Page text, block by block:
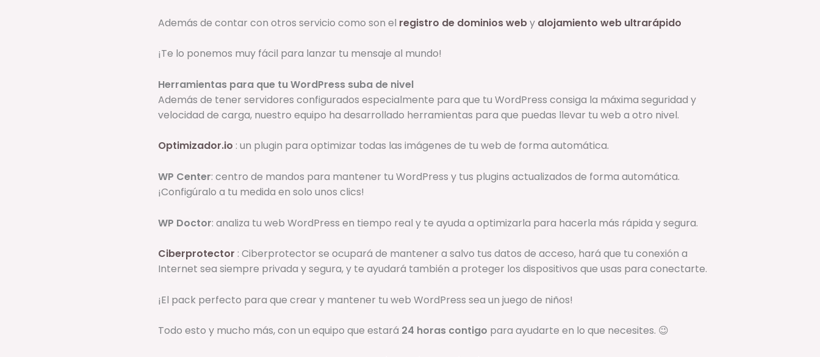
Además de contar con otros servicio como son el registro de dominios weby alojamiento web ultrarápido
¡Te lo ponemos muy fácil para lanzar tu mensaje al mundo!
Herramientas para que tu WordPress suba de nivel
Además de tener servidores configurados especialmente para que tu WordPress consiga la máxima seguridad y
velocidad de carga, nuestro equipo ha desarrollado herramientas para que puedas llevar tu web a otro nivel.
Optimizador.io : un plugin para optimizar todas las imágenes de tu web de forma automática.
WP Center: centro de mandos para mantener tu WordPress y tus plugins actualizados de forma automática.
¡Configúralo a tu medida en solo unos clics!
WP Doctor: analiza tu web WordPress en tiempo real y te ayuda a optimizarla para hacerla más rápida y segura.
Ciberprotector : Ciberprotector se ocupará de mantener a salvo tus datos de acceso, hará que tu conexión a
Internet sea siempre privada y segura, y te ayudará también a proteger los dispositivos que usas para conectarte.
¡El pack perfecto para que crear y mantener tu web WordPress sea un juego de niños!
Todo esto y mucho más, con un equipo que estará 24 horas contigo para ayudarte en lo que necesites. 😉